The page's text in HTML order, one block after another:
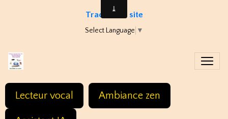
Traduire le site
Select Language ▼
Lecteur vocal Ambiance zen